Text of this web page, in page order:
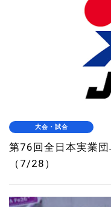
大会・試合
第76回全日本実業
（7/28）